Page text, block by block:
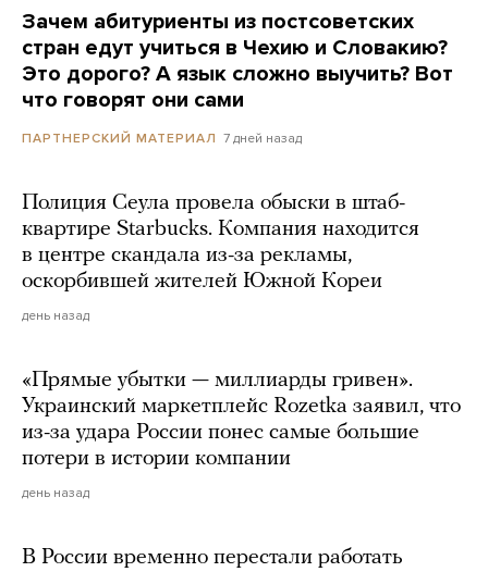
Зачем абитуриенты из постсоветских
стран едут учиться в Чехию и Словакию?
Это дорого? А язык сложно выучить? Вот
что говорят они сами
ПАРТНЕРСКИЙ МАТЕРИАЛ 7 дней назад
Полиция Сеула провела обыски в штаб-
квартире Starbucks. Компания находится
в центре скандала из-за рекламы,
оскорбившей жителей Южной Кореи
день назад
«Прямые убытки — миллиарды гривен».
Украинский маркетплейс Rozetka заявил, что
из-за удара России понес самые большие
потери в истории компании
день назад
В России временно перестали работать